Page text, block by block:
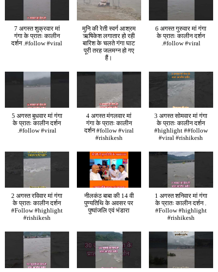
7 अगस्त शुक्रवार मां
गंगा के प्रातः कालीन
दर्शन .#follow #viral
मुनि की रेती स्वर्ग आश्रम
ऋषिकेश लगातार हो रही
बारिश के चलते गंगा घाट
पूरी तरह जलमग्न हो गए
हैं।
6 अगस्त गुरुवार मां गंगा
के प्रातः कालीन दर्शन
.#follow #viral
5 अगस्त बुधवार मां गंगा
के प्रातः कालीन दर्शन
.#follow #viral
4 अगस्त मंगलवार मां
गंगा के प्रातः कालीन
दर्शन #follow #viral
#rishikesh
3 अगस्त सोमवार मां गंगा
के प्रातः कालीन दर्शन
#highlight ##follow
#viral #rishikesh
2 अगस्त रविवार मां गंगा
के प्रातः कालीन दर्शन
#Follow #highlight
#rishikesh
नीलकंठ बाबा की 14 वी
पुण्यतिथि के अवसर पर
पुष्पांजलि एवं भंडारा
1 अगस्त शनिवार मां गंगा
के प्रातः कालीन दर्शन .
#Follow #highlight
#rishikesh